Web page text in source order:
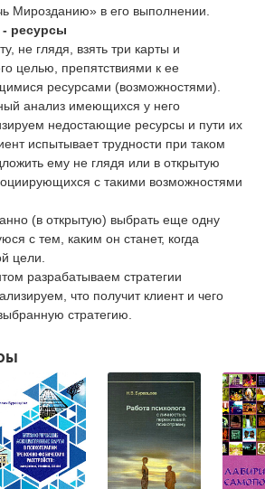
Мирозданию» в его выполнении.
- ресурсы
не глядя, взять три карты и
целью, препятствиями к ее
ресурсами (возможностями).
анализ имеющихся у него
недостающие ресурсы и пути их
испытывает трудности при таком
ему не глядя или в открытую
с такими возможностями
(в открытую) выбрать еще одну
с тем, каким он станет, когда
цели.
разрабатываем стратегии
что получит клиент и чего
стратегию.